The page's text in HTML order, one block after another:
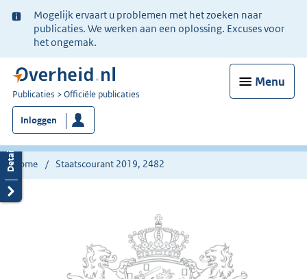
Ter
informatie:
Mogelijk ervaart u problemen met het zoeken naar
publicaties. We werken aan een oplossing. Excuses voor
het ongemak.
Menu
U
bent
nu
hier:
Publicaties Officiële publicaties
Inloggen
Home Staatscourant 2019, 2482